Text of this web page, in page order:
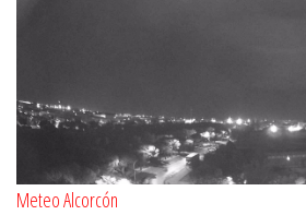
Meteo Alcorcón